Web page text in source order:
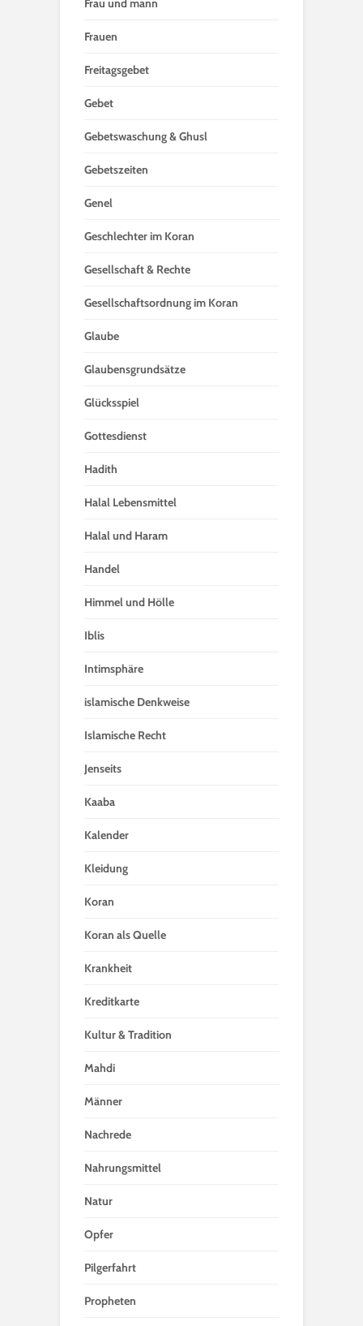
Frau und mann
Frauen
Freitagsgebet
Gebet
Gebetswaschung & Ghusl
Gebetszeiten
Genel
Geschlechter im Koran
Gesellschaft & Rechte
Gesellschaftsordnung im Koran
Glaube
Glaubensgrundsätze
Glücksspiel
Gottesdienst
Hadith
Halal Lebensmittel
Halal und Haram
Handel
Himmel und Hölle
Iblis
Intimsphäre
islamische Denkweise
Islamische Recht
Jenseits
Kaaba
Kalender
Kleidung
Koran
Koran als Quelle
Krankheit
Kreditkarte
Kultur & Tradition
Mahdi
Männer
Nachrede
Nahrungsmittel
Natur
Opfer
Pilgerfahrt
Propheten